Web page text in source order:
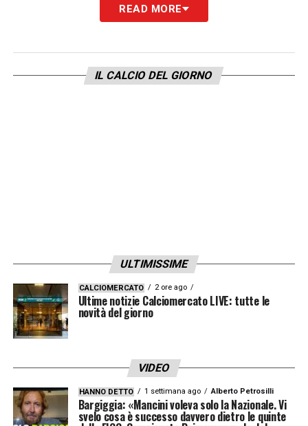
(confronti, reazioni, ecc.), gli arbitri potranno
tentativo di occultare una comunicazione
come un comportamento antisportivo da
automatismi, ma possibilità di ammonizione
se il comportamento sarà ritenuto
antisportivo.
automatico per l’abbandono del
campo
READ MORE
IL CALCIO DEL GIORNO
ULTIMISSIME
CALCIOMERCATO 2 ore ago
Ultime notizie Calciomercato LIVE: tutte le
novità del giorno
VIDEO
HANNO DETTO 1 settimana ago Alberto Petrosilli
Bargiggia: «Mancini voleva solo la Nazionale. Vi
svelo cosa è successo davvero dietro le quinte